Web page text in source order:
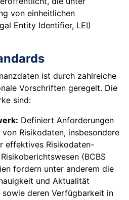
von einheitlichen
Entity Identifier, LEI)
ist durch zahlreiche
Vorschriften geregelt. Die
sind:
Definiert Anforderungen
Risikodaten, insbesondere
effektives Risikodaten-
(BCBS
fordern unter anderem die
und Aktualität
deren Verfügbarkeit in